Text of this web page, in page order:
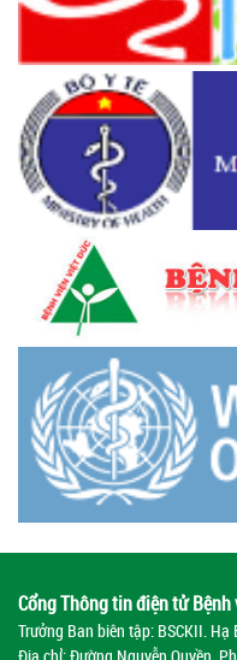
Cổng Thông tin điện tử
Trưởng Ban biên tập: BSCKII. Hạ